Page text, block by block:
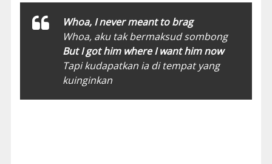
Whoa, I never meant to brag
Whoa, aku tak bermaksud sombong
But I got him where I want him now
Tapi kudapatkan ia di tempat yang
kuinginkan